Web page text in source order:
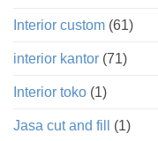
Interior custom (61)
interior kantor (71)
Interior toko (1)
Jasa cut and fill (1)